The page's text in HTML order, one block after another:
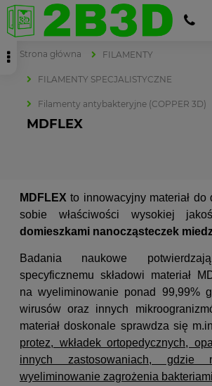
Strona główna FILAMENTY
FILAMENTY SPECJALISTYCZNE
Filamenty antybakteryjne (COPPER 3D)
MDFLEX
MDFLEX to innowacyjny materiał do
sobie właściwości wysokiej
domieszkami nanocząsteczek
Badania naukowe
specyficznemu składowi materiał
na wyeliminowanie ponad 99,99%
wirusów oraz innych
materiał doskonale sprawdza się
protez, wkładek ortopedycznych,
innych zastosowaniach, gdzie
wyeliminowanie zagrożenia